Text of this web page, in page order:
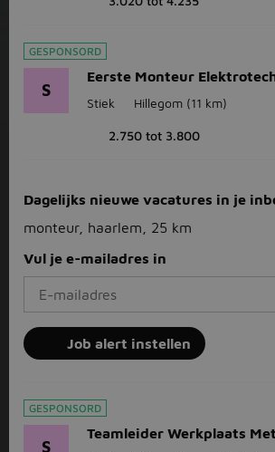
GESPONSORD
S
Eerste Monteur
Stiek Hillegom (11 km)
2.750 tot 3.800
Dagelijks nieuwe vacatures in je
monteur, haarlem, 25 km
Vul je e-mailadres in
Job alert instellen
GESPONSORD
S
Teamleider Werkplaats